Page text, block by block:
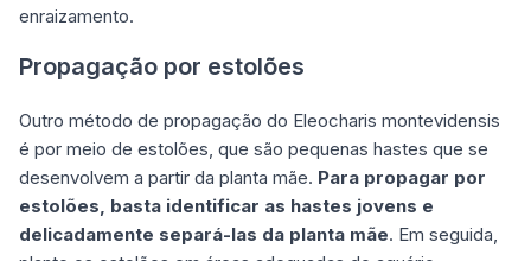
enraizamento.
Propagação por estolões
Outro método de propagação do Eleocharis montevidensis
é por meio de estolões, que são pequenas hastes que se
desenvolvem a partir da planta mãe. Para propagar por
estolões, basta identificar as hastes jovens e
delicadamente separá-las da planta mãe. Em seguida,